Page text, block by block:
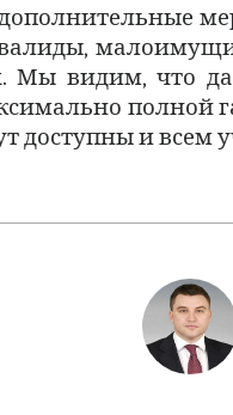
дополнительные
Мы видим, что
полной
доступны и всем